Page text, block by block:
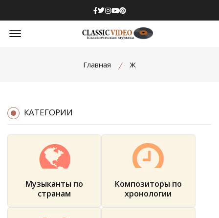
Facebook
Twitter
Instagram
Youtube
Pinterest
Offcanvas Menu Open
Главная Ж
КАТЕГОРИИ
Музыканты по
странам
Композиторы по
хронологии